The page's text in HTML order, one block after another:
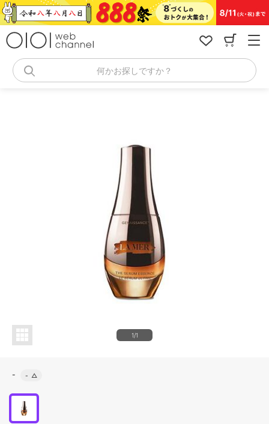
コ
ン
何かお探しですか？
1/1
- - △